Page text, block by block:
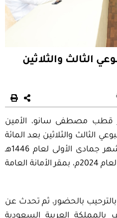
الثالث والثلاثين
قطب مصطفى سانو، الأمين
الثالث والثلاثين بعد المائة
للإدارات، يوم الأحد 08 من شهر جمادى الأولى لعام 1446هـ
الموافق 10 من شهر نوفمبر لعام 2024م، بمقر الأمانة العامة
بالحضور، ثم تحدث عن
بالمملكة العربية السعودية